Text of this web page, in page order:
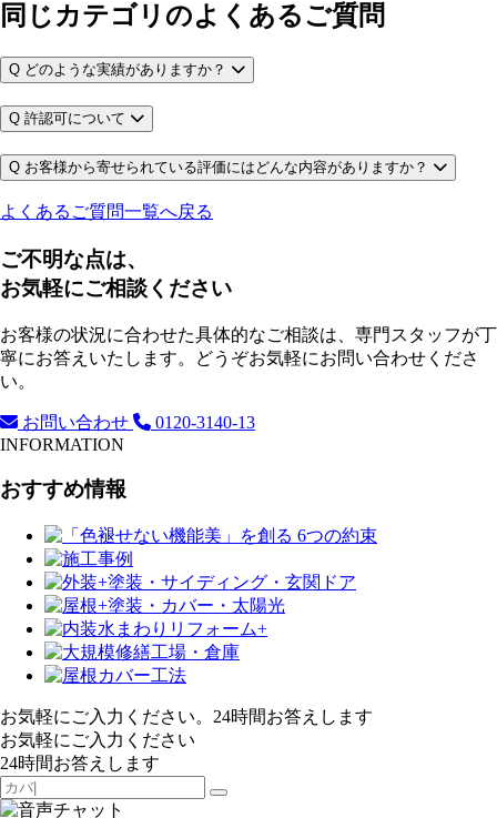
同じカテゴリのよくあるご質問
Q どのような実績がありますか？
Q 許認可について
Q お客様から寄せられている評価にはどんな内容がありますか？
よくあるご質問一覧へ戻る
ご不明な点は、
お気軽にご相談ください
お客様の状況に合わせた具体的なご相談は、専門スタッフが丁
寧にお答えいたします。どうぞお気軽にお問い合わせくださ
い。
お問い合わせ
0120-3140-13
INFORMATION
おすすめ情報
お気軽にご入力ください。24時間お答えします
お気軽にご入力ください
24時間お答えします